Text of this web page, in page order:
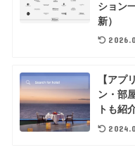
ション
新）
【アプ
ン・部
トも